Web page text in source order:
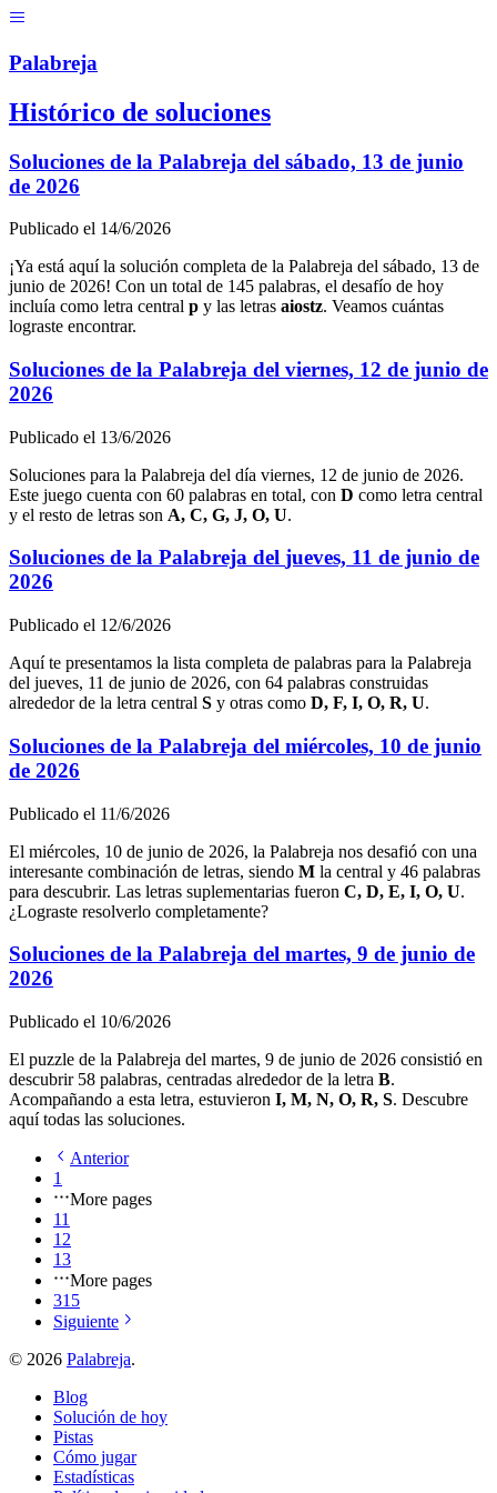
Palabreja
Histórico de soluciones
Soluciones de la Palabreja del sábado, 13 de junio
de 2026
Publicado el 14/6/2026
¡Ya está aquí la solución completa de la Palabreja del sábado, 13 de
junio de 2026! Con un total de 145 palabras, el desafío de hoy
incluía como letra central p y las letras aiostz. Veamos cuántas
lograste encontrar.
Soluciones de la Palabreja del viernes, 12 de junio de
2026
Publicado el 13/6/2026
Soluciones para la Palabreja del día viernes, 12 de junio de 2026.
Este juego cuenta con 60 palabras en total, con D como letra central
y el resto de letras son A, C, G, J, O, U.
Soluciones de la Palabreja del jueves, 11 de junio de
2026
Publicado el 12/6/2026
Aquí te presentamos la lista completa de palabras para la Palabreja
del jueves, 11 de junio de 2026, con 64 palabras construidas
alrededor de la letra central S y otras como D, F, I, O, R, U.
Soluciones de la Palabreja del miércoles, 10 de junio
de 2026
Publicado el 11/6/2026
El miércoles, 10 de junio de 2026, la Palabreja nos desafió con una
interesante combinación de letras, siendo M la central y 46 palabras
para descubrir. Las letras suplementarias fueron C, D, E, I, O, U.
¿Lograste resolverlo completamente?
Soluciones de la Palabreja del martes, 9 de junio de
2026
Publicado el 10/6/2026
El puzzle de la Palabreja del martes, 9 de junio de 2026 consistió en
descubrir 58 palabras, centradas alrededor de la letra B.
Acompañando a esta letra, estuvieron I, M, N, O, R, S. Descubre
aquí todas las soluciones.
Anterior
1
More pages
11
12
13
More pages
315
Siguiente
© 2026 Palabreja.
Blog
Solución de hoy
Pistas
Cómo jugar
Estadísticas